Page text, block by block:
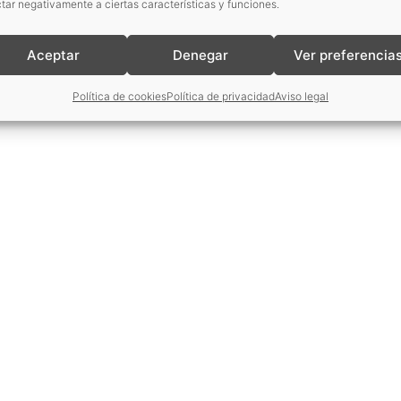
negativamente a ciertas características y funciones.
Aceptar Denegar Ver
Política de cookiesPolítica de privacidadAviso legal